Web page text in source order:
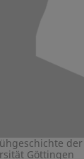
Göttingen